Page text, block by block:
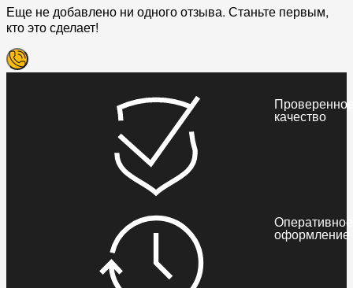
Еще не добавлено ни одного отзыва. Станьте первым,
кто это сделает!
качество
Оперативное
оформление